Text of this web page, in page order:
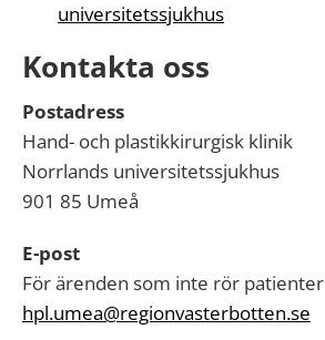
universitetssjukhus
Kontakta oss
Postadress
Hand- och plastikkirurgisk klinik
Norrlands universitetssjukhus
901 85 Umeå
E-post
För ärenden som inte rör patienter
hpl.umea@regionvasterbotten.se